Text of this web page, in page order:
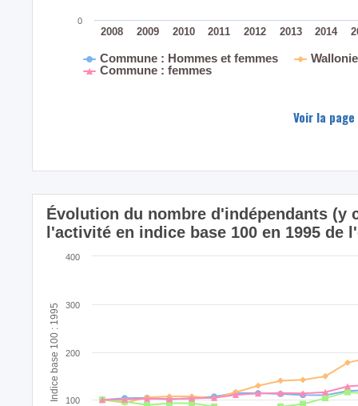
Commune : Hommes et femmes
Commune : femmes
2008 2009 2010 2011 2012 2013 2014
0
Voir la
Indice base 100 : 1995
Évolution du nombre d'indépendants (y
l'activité en indice base 100 en 1995 de
100
200
300
400